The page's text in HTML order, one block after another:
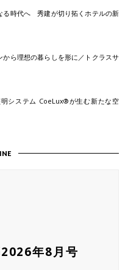
る時代へ 秀建が切り拓くホテルの新
ら理想の暮らしを形に／トクラスサ
システム CoeLux®が生む新たな空
年8月号